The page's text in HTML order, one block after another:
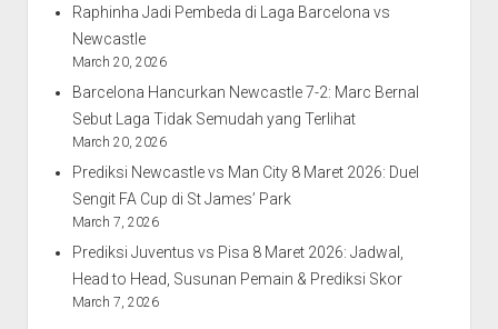
Lebih
Raphinha Jadi Pembeda di Laga Barcelona vs
Newcastle
March 20, 2026
Barcelona Hancurkan Newcastle 7-2: Marc Bernal
Sebut Laga Tidak Semudah yang Terlihat
March 20, 2026
Prediksi Newcastle vs Man City 8 Maret 2026: Duel
Sengit FA Cup di St James’ Park
March 7, 2026
Prediksi Juventus vs Pisa 8 Maret 2026: Jadwal,
Head to Head, Susunan Pemain & Prediksi Skor
March 7, 2026